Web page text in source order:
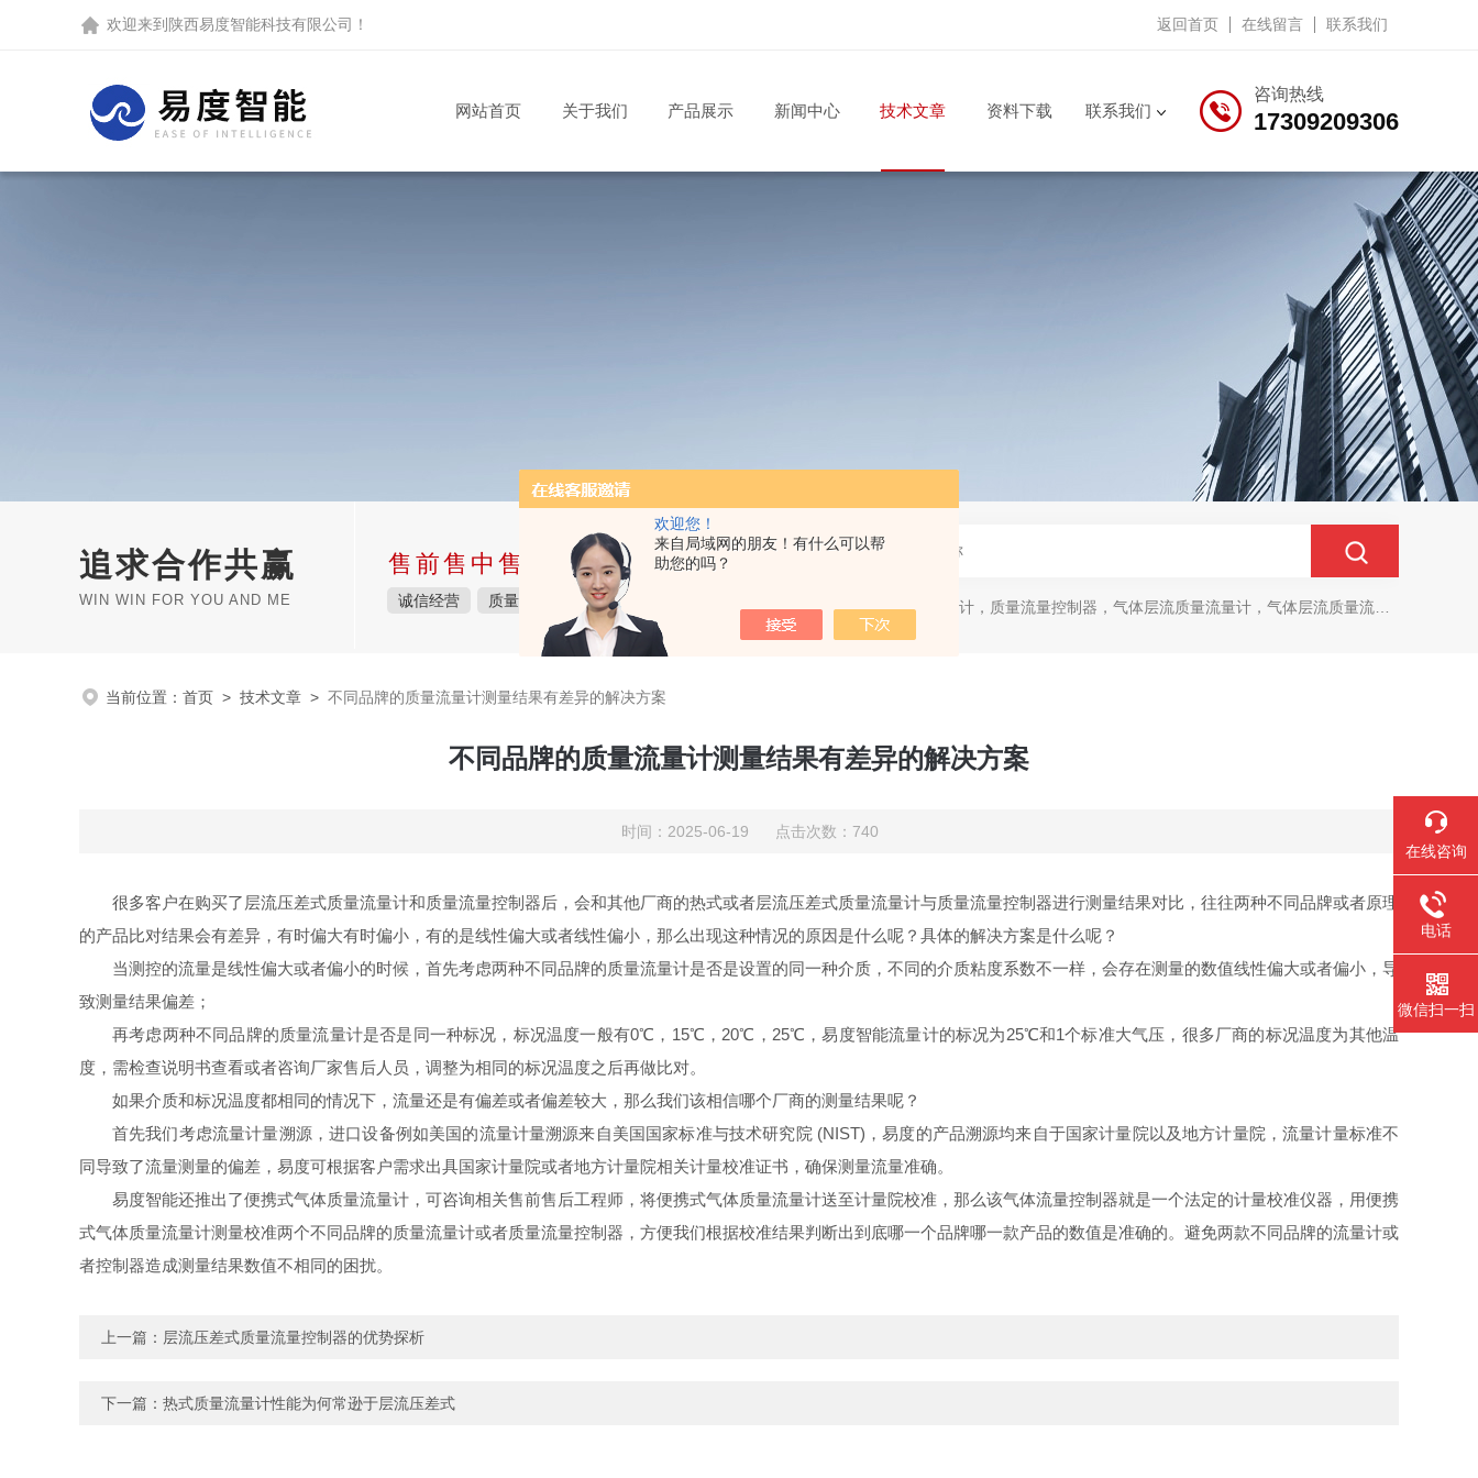
欢迎您！
来自局域网的朋友！有什么可以帮
助您的吗？
欢迎来到 陕西易度智能科技有限公司 ！ 返回首页 在线留言 联系我们
咨询热线
17309209306
网站首页 关于我们 产品展示 新闻中心 技术文章 资料下载 联系我们
追求合作共赢
WIN WIN FOR YOU AND ME
售前售中售后完整的服务体系
诚信经营 质量保障 价格实惠 热门关键词：质量流量计，质量流量控制器，气体层流质量流量计，气体层流质量流量控制器
当前位置： 首页 > 技术文章 > 不同品牌的质量流量计测量结果有差异的解决方案
不同品牌的质量流量计测量结果有差异的解决方案
时间：2025-06-19 点击次数：740
很多客户在购买了层流压差式质量流量计和质量流量控制器后，会和其他厂商的热式或者层流压差式质量流量计与质量流量控制器进行测量结果对比，往往两种不同品牌或者原理
的产品比对结果会有差异，有时偏大有时偏小，有的是线性偏大或者线性偏小，那么出现这种情况的原因是什么呢？具体的解决方案是什么呢？
当测控的流量是线性偏大或者偏小的时候，首先考虑两种不同品牌的质量流量计是否是设置的同一种介质，不同的介质粘度系数不一样，会存在测量的数值线性偏大或者偏小，导
致测量结果偏差；
再考虑两种不同品牌的质量流量计是否是同一种标况，标况温度一般有0℃，15℃，20℃，25℃，易度智能流量计的标况为25℃和1个标准大气压，很多厂商的标况温度为其他温
度，需检查说明书查看或者咨询厂家售后人员，调整为相同的标况温度之后再做比对。
如果介质和标况温度都相同的情况下，流量还是有偏差或者偏差较大，那么我们该相信哪个厂商的测量结果呢？
首先我们考虑流量计量溯源，进口设备例如美国的流量计量溯源来自美国国家标准与技术研究院 (NIST)，易度的产品溯源均来自于国家计量院以及地方计量院，流量计量标准不
同导致了流量测量的偏差，易度可根据客户需求出具国家计量院或者地方计量院相关计量校准证书，确保测量流量准确。
易度智能还推出了便携式气体质量流量计，可咨询相关售前售后工程师，将便携式气体质量流量计送至计量院校准，那么该气体流量控制器就是一个法定的计量校准仪器，用便携
式气体质量流量计测量校准两个不同品牌的质量流量计或者质量流量控制器，方便我们根据校准结果判断出到底哪一个品牌哪一款产品的数值是准确的。避免两款不同品牌的流量计或
者控制器造成测量结果数值不相同的困扰。
上一篇： 层流压差式质量流量控制器的优势探析
下一篇： 热式质量流量计性能为何常逊于层流压差式
在线咨询
电话
微信扫一扫